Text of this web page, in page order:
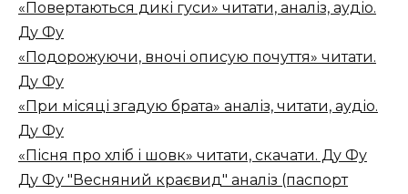
«Повертаються дикі гуси» читати, аналіз, аудіо.
Ду Фу
«Подорожуючи, вночі описую почуття» читати.
Ду Фу
«При місяці згадую брата» аналіз, читати, аудіо.
Ду Фу
«Пісня про хліб і шовк» читати, скачати. Ду Фу
Ду Фу "Весняний краєвид" аналіз (паспорт